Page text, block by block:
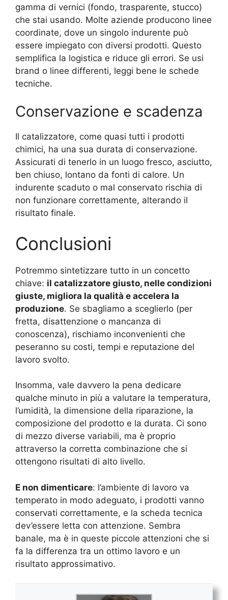
gamma di vernici (fondo, trasparente, stucco)
che stai usando. Molte aziende producono linee
coordinate, dove un singolo indurente può
essere impiegato con diversi prodotti. Questo
semplifica la logistica e riduce gli errori. Se usi
brand o linee differenti, leggi bene le schede
tecniche.
Conservazione e scadenza
Il catalizzatore, come quasi tutti i prodotti
chimici, ha una sua durata di conservazione.
Assicurati di tenerlo in un luogo fresco, asciutto,
ben chiuso, lontano da fonti di calore. Un
indurente scaduto o mal conservato rischia di
non funzionare correttamente, alterando il
risultato finale.
Conclusioni
Potremmo sintetizzare tutto in un concetto
chiave: il catalizzatore giusto, nelle condizioni
giuste, migliora la qualità e accelera la
produzione. Se sbagliamo a sceglierlo (per
fretta, disattenzione o mancanza di
conoscenza), rischiamo inconvenienti che
peseranno su costi, tempi e reputazione del
lavoro svolto.
Insomma, vale davvero la pena dedicare
qualche minuto in più a valutare la temperatura,
l’umidità, la dimensione della riparazione, la
composizione del prodotto e la durata. Ci sono
di mezzo diverse variabili, ma è proprio
attraverso la corretta combinazione che si
ottengono risultati di alto livello.
E non dimenticare: l’ambiente di lavoro va
temperato in modo adeguato, i prodotti vanno
conservati correttamente, e la scheda tecnica
dev’essere letta con attenzione. Sembra
banale, ma è in queste piccole attenzioni che si
fa la differenza tra un ottimo lavoro e un
risultato approssimativo.